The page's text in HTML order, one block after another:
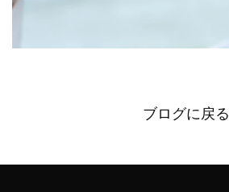
ブログに戻る